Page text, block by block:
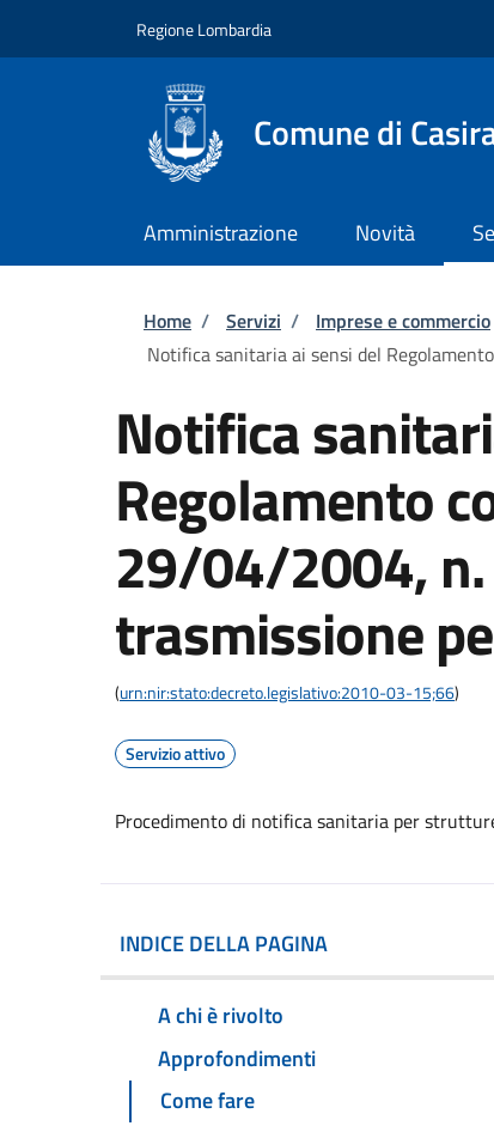
Regione Lombardia
Comune di
Amministrazione Novità
Briciole di pane
Home / Servizi / Imprese e commercio
Notifica sanitaria ai sensi del
Notifica
Regolamento
29/04/2004,
trasmissione
(urn:nir:stato:decreto.legislativo:2010-03-15;66)
Servizio attivo
Procedimento di notifica sanitaria per
INDICE DELLA PAGINA
A chi è rivolto
Approfondimenti
Come fare